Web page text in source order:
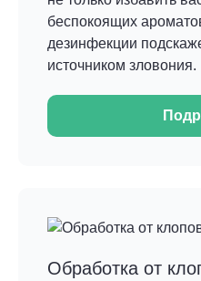
беспокоящих
дезинфекции
источником зловония.
Обработка от